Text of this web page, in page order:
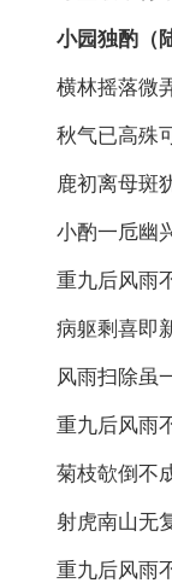
小园独酌（
横林摇落微弄
秋气已高殊可
鹿初离母斑犹
小酌一卮幽兴
重九后风雨不
病躯剩喜即新
风雨扫除虽一
重九后风雨不
菊枝欹倒不成
射虎南山无复
重九后风雨不